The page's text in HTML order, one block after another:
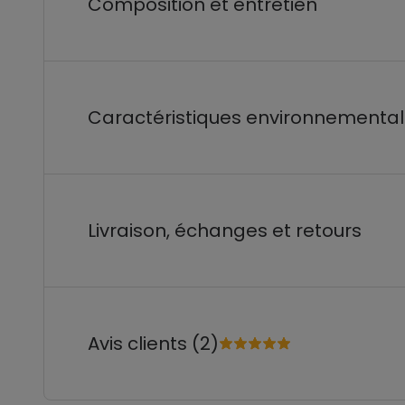
Caractéristiques
Livraison, échanges et retours
Avis clients (2)